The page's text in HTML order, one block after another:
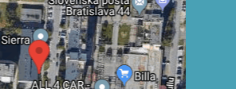
externý obsah?
tentokrát